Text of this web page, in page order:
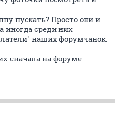
пускать? Просто они и
иногда среди них
наших форумчанок.
сначала на форуме